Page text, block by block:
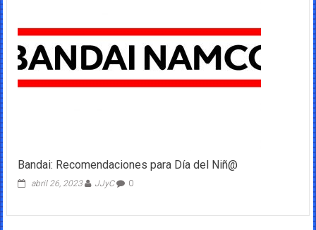
Bandai: Recomendaciones para Día del Niñ@
abril 26, 2023 JJyC 0